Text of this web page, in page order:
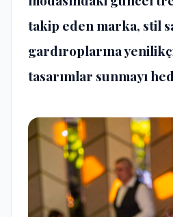
takip eden marka, stil
gardıroplarına
tasarımlar sunmayı